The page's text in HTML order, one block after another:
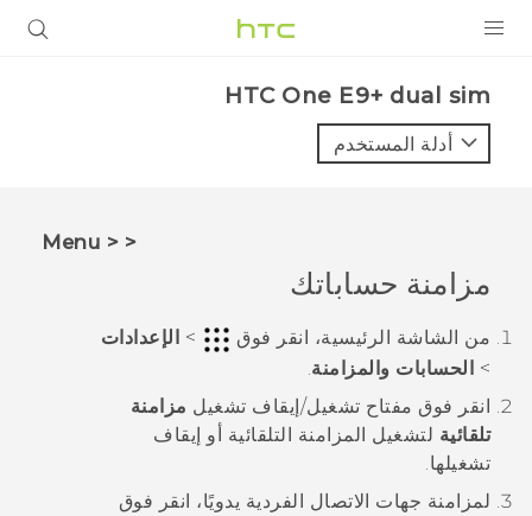
VIVE
VIVERSE
البرامج + التطبيقات
الدعم
أجهزة HTC والملحقات
HTC One E9+ dual sim‎
أدلة المستخدم
< < Menu
مزامنة حساباتك
من الشاشة الرئيسية، انقر فوق >
الإعدادات
> الحسابات والمزامنة
انقر فوق مفتاح تشغيل/إيقاف تشغيل مزامنة
تلقائية لتشغيل المزامنة التلقائية أو إيقاف
تشغيلها.
لمزامنة جهات الاتصال الفردية يدويًا، انقر فوق